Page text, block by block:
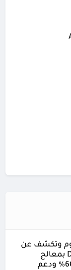
وتكشف عن
معالج Dimensity 8300 بمعالج
رسومي أسرع بنسبة 60% ودعم